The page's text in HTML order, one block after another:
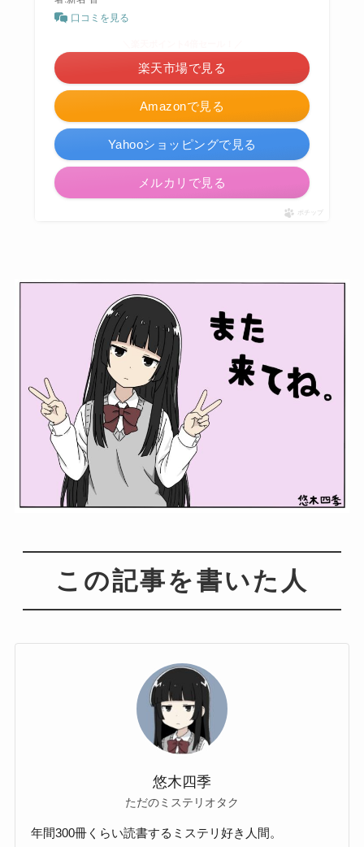
口コミを見る
Amazonで見る
楽天市場で見る
Yahooショッピングで見る
メルカリで見る
ポチップ
この記事を書いた人
悠木四季
ただのミステリオタク
年間300冊くらい読書するミステリ好き人間。